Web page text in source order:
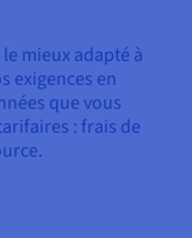
mieux adapté à
exigences en
que vous
: frais de